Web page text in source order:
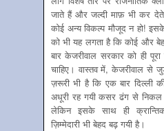
जाते हैं और जल्दी माफ़ भी कर
कोई अन्य विकल्प मौजूद न हो!
को भी यह लगता है कि कोई और
बार केजरीवाल सरकार को ही
चाहिए। वास्तव में, केजरीवाल से
ज़रूरी भी है कि एक बार दिल्ली
अधूरी रह गयी कसर ढंग से निकल
लेकिन इसके साथ ही
ज़िम्मेदारी भी बेहद बढ़ गयी है।